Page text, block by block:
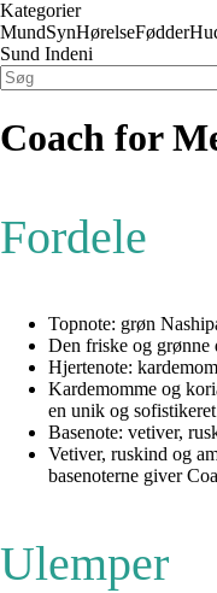
Kategorier
MundSynHørelseFødder
Sund Indeni
Coach for
Fordele
Topnote: grøn
Den friske og grønne
Hjertenote:
Kardemomme og
en unik og
Basenote: vetiver,
Vetiver, ruskind og
basenoterne giver
Ulemper